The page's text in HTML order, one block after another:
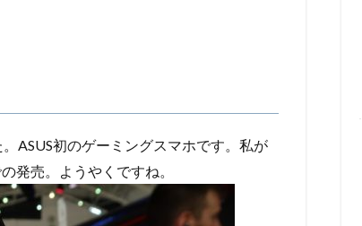
ASUS初のゲーミングスマホです。私が
発売。ようやくですね。